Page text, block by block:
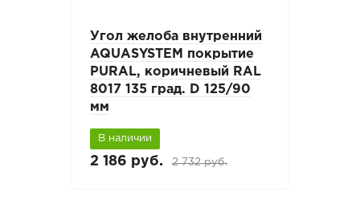
Угол желоба внутренний
AQUASYSTEM покрытие
PURAL, коричневый RAL
8017 135 град. D 125/90
мм
В наличии
2 186 руб. 2 732 руб.